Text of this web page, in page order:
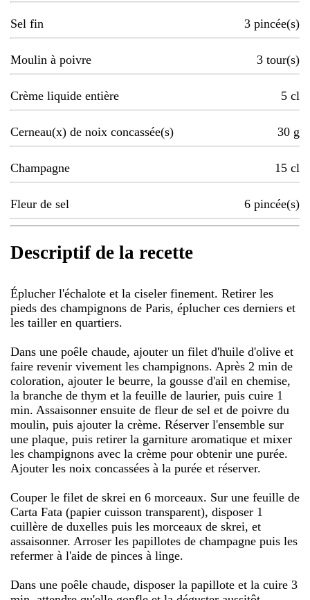
Sel fin 3 pincée(s)
Moulin à poivre 3 tour(s)
Crème liquide entière 5 cl
Cerneau(x) de noix concassée(s) 30 g
Champagne 15 cl
Fleur de sel 6 pincée(s)
Descriptif de la recette
Éplucher l'échalote et la ciseler finement. Retirer les
pieds des champignons de Paris, éplucher ces derniers et
les tailler en quartiers.
Dans une poêle chaude, ajouter un filet d'huile d'olive et
faire revenir vivement les champignons. Après 2 min de
coloration, ajouter le beurre, la gousse d'ail en chemise,
la branche de thym et la feuille de laurier, puis cuire 1
min. Assaisonner ensuite de fleur de sel et de poivre du
moulin, puis ajouter la crème. Réserver l'ensemble sur
une plaque, puis retirer la garniture aromatique et mixer
les champignons avec la crème pour obtenir une purée.
Ajouter les noix concassées à la purée et réserver.
Couper le filet de skrei en 6 morceaux. Sur une feuille de
Carta Fata (papier cuisson transparent), disposer 1
cuillère de duxelles puis les morceaux de skrei, et
assaisonner. Arroser les papillotes de champagne puis les
refermer à l'aide de pinces à linge.
Dans une poêle chaude, disposer la papillote et la cuire 3